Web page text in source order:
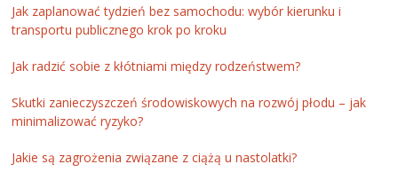
Jak zaplanować tydzień bez samochodu: wybór kierunku i
transportu publicznego krok po kroku
Jak radzić sobie z kłótniami między rodzeństwem?
Skutki zanieczyszczeń środowiskowych na rozwój płodu – jak
minimalizować ryzyko?
Jakie są zagrożenia związane z ciążą u nastolatki?